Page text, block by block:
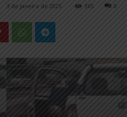
3 de janeiro de 2025 0
365